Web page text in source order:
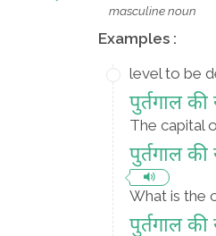
masculine noun
Examples :
level to be
पुर्तगाल की
The capital
पुर्तगाल की
What is the
पुर्तगाल की